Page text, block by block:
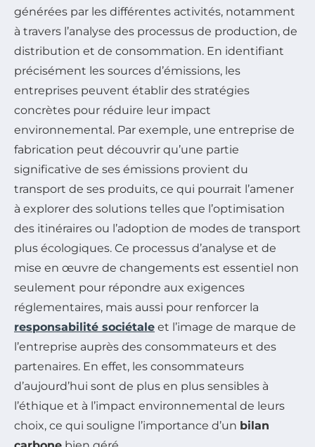
générées par les différentes activités, notamment
à travers l’analyse des processus de production, de
distribution et de consommation. En identifiant
précisément les sources d’émissions, les
entreprises peuvent établir des stratégies
concrètes pour réduire leur impact
environnemental. Par exemple, une entreprise de
fabrication peut découvrir qu’une partie
significative de ses émissions provient du
transport de ses produits, ce qui pourrait l’amener
à explorer des solutions telles que l’optimisation
des itinéraires ou l’adoption de modes de transport
plus écologiques. Ce processus d’analyse et de
mise en œuvre de changements est essentiel non
seulement pour répondre aux exigences
réglementaires, mais aussi pour renforcer la
responsabilité sociétale et l’image de marque de
l’entreprise auprès des consommateurs et des
partenaires. En effet, les consommateurs
d’aujourd’hui sont de plus en plus sensibles à
l’éthique et à l’impact environnemental de leurs
choix, ce qui souligne l’importance d’un bilan